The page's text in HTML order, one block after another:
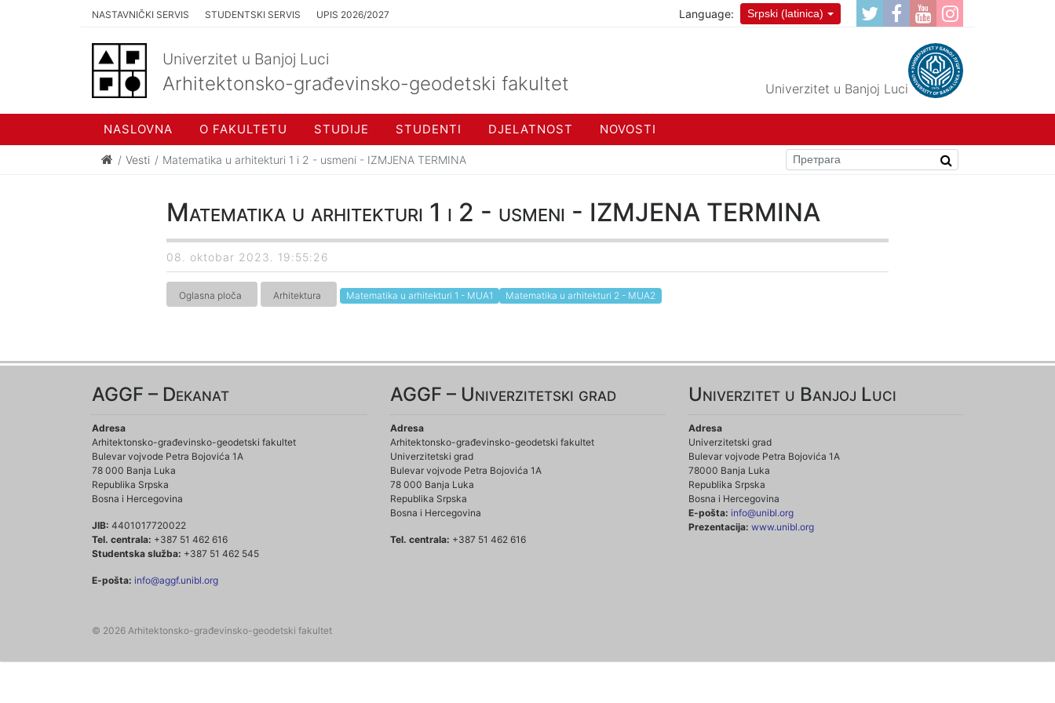
NASTAVNIČKI SERVIS STUDENTSKI SERVIS UPIS 2026/2027 Language: Srpski (latinica)
Univerzitet u Banjoj Luci
Arhitektonsko-građevinsko-geodetski fakultet Univerzitet u Banjoj Luci
NASLOVNA O FAKULTETU STUDIJE STUDENTI DJELATNOST NOVOSTI
Vesti Matematika u arhitekturi 1 i 2 - usmeni - IZMJENA TERMINA
Matematika u arhitekturi 1 i 2 - usmeni - IZMJENA TERMINA
08. oktobar 2023. 19:55:26
Oglasna ploča Arhitektura Matematika u arhitekturi 1 - MUA1 Matematika u arhitekturi 2 - MUA2
AGGF – Dekanat
Adresa
Arhitektonsko-građevinsko-geodetski fakultet
Bulevar vojvode Petra Bojovića 1A
78 000 Banja Luka
Republika Srpska
Bosna i Hercegovina
JIB: 4401017720022
Tel. centrala: +387 51 462 616
Studentska služba: +387 51 462 545
E-pošta: info@aggf.unibl.org
AGGF – Univerzitetski grad
Adresa
Arhitektonsko-građevinsko-geodetski fakultet
Univerzitetski grad
Bulevar vojvode Petra Bojovića 1A
78 000 Banja Luka
Republika Srpska
Bosna i Hercegovina
Tel. centrala: +387 51 462 616
Univerzitet u Banjoj Luci
Adresa
Univerzitetski grad
Bulevar vojvode Petra Bojovića 1A
78000 Banja Luka
Republika Srpska
Bosna i Hercegovina
E-pošta: info@unibl.org
Prezentacija: www.unibl.org
© 2026 Arhitektonsko-građevinsko-geodetski fakultet